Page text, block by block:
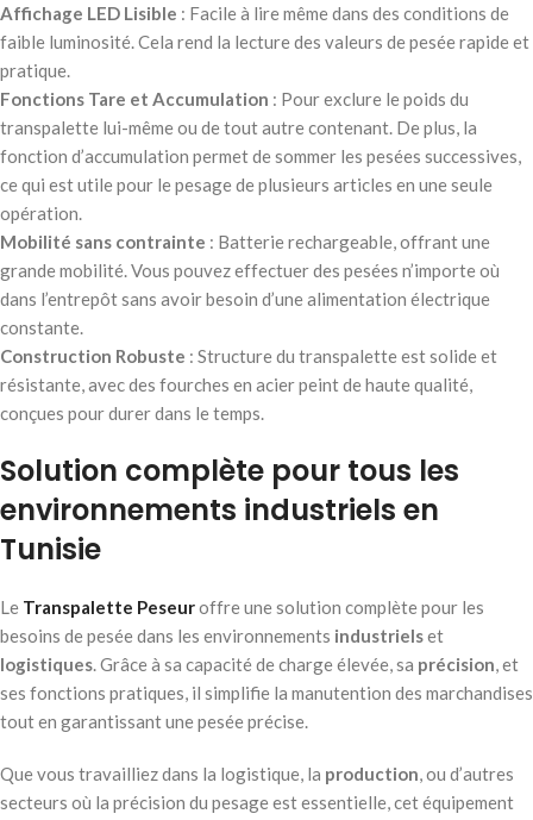
Affichage LED Lisible : Facile à lire même dans des conditions de
faible luminosité. Cela rend la lecture des valeurs de pesée rapide et
pratique.
Fonctions Tare et Accumulation : Pour exclure le poids du
transpalette lui-même ou de tout autre contenant. De plus, la
fonction d’accumulation permet de sommer les pesées successives,
ce qui est utile pour le pesage de plusieurs articles en une seule
opération.
Mobilité sans contrainte : Batterie rechargeable, offrant une
grande mobilité. Vous pouvez effectuer des pesées n’importe où
dans l’entrepôt sans avoir besoin d’une alimentation électrique
constante.
Construction Robuste : Structure du transpalette est solide et
résistante, avec des fourches en acier peint de haute qualité,
conçues pour durer dans le temps.
Solution complète pour tous les
environnements industriels en
Tunisie
Le Transpalette Peseuroffre une solution complète pour les
besoins de pesée dans les environnements industrielset
logistiques. Grâce à sa capacité de charge élevée, sa précision, et
ses fonctions pratiques, il simplifie la manutention des marchandises
tout en garantissant une pesée précise.
Que vous travailliez dans la logistique, la production, ou d’autres
secteurs où la précision du pesage est essentielle, cet équipement